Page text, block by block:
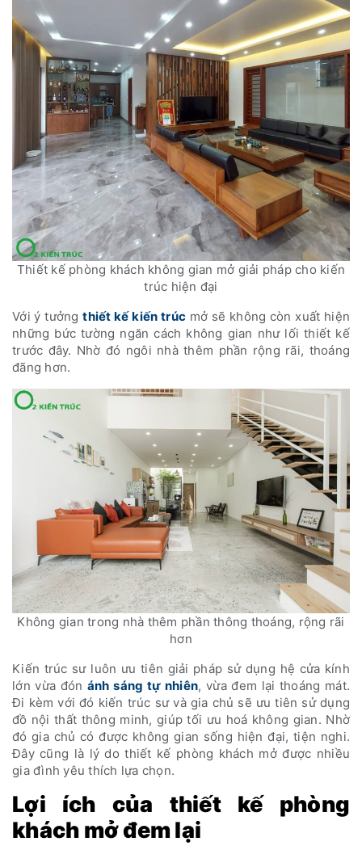
Thiết kế phòng khách không gian mở giải pháp cho kiến
trúc hiện đại
Với ý tưởngthiết kế kiến trúc mở sẽ không còn xuất hiện
những bức tường ngăn cách không gian như lối thiết kế
trước đây. Nhờ đó ngôi nhà thêm phần rộng rãi, thoáng
đãng hơn.
Không gian trong nhà thêm phần thông thoáng, rộng rãi
hơn
Kiến trúc sư luôn ưu tiên giải pháp sử dụng hệ cửa kính
lớn vừa đón ánh sáng tự nhiên, vừa đem lại thoáng mát.
Đi kèm với đó kiến trúc sư và gia chủ sẽ ưu tiên sử dụng
đồ nội thất thông minh, giúp tối ưu hoá không gian. Nhờ
đó gia chủ có được không gian sống hiện đại, tiện nghi.
Đây cũng là lý do thiết kế phòng khách mở được nhiều
gia đình yêu thích lựa chọn.
Lợi ích của thiết kế phòng
khách mở đem lại